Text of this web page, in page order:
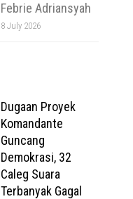
Febrie Adriansyah
8 July 2026
Dugaan Proyek
Komandante
Guncang
Demokrasi, 32
Caleg Suara
Terbanyak Gagal